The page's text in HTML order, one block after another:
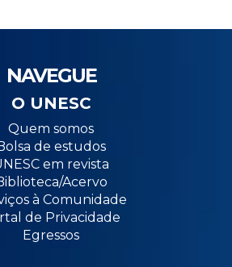
NAVEGUE
O UNESC
Quem somos
de estudos
em revista
Acervo
à Comunidade
de Privacidade
Egressos